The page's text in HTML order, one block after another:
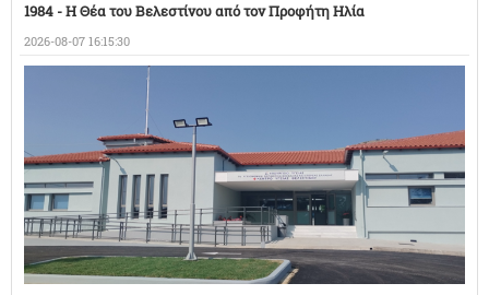
1984 - Η Θέα του Βελεστίνου από τον Προφήτη Ηλία
2026-08-07 16:15:30